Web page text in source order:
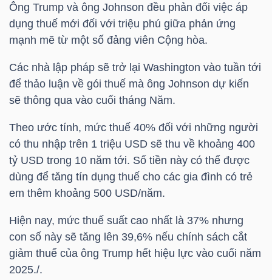
Ông Trump và ông Johnson đều phản đối việc áp
dụng thuế mới đối với triệu phú giữa phản ứng
mạnh mẽ từ một số đảng viên Cộng hòa.
Các nhà lập pháp sẽ trở lại Washington vào tuần tới
để thảo luận về gói thuế mà ông Johnson dự kiến
sẽ thông qua vào cuối tháng Năm.
Theo ước tính, mức thuế 40% đối với những người
có thu nhập trên 1 triệu USD sẽ thu về khoảng 400
tỷ USD trong 10 năm tới. Số tiền này có thể được
dùng để tăng tín dụng thuế cho các gia đình có trẻ
em thêm khoảng 500 USD/năm.
Hiện nay, mức thuế suất cao nhất là 37% nhưng
con số này sẽ tăng lên 39,6% nếu chính sách cắt
giảm thuế của ông Trump hết hiệu lực vào cuối năm
2025./.
NGHIỆP
CỔ
PHIẾU
SINH
TRÁI